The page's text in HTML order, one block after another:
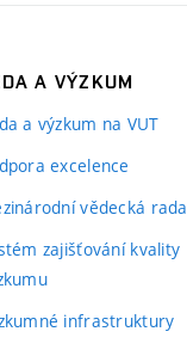
A VÝZKUM
a výzkum na VUT
excelence
vědecká rada
zajišťování kvality
infrastruktury